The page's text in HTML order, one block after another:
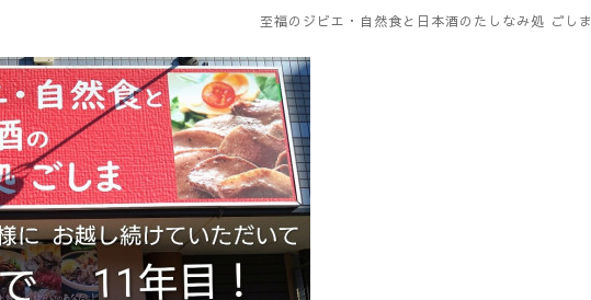
至福のジビエ・自然食と日本酒のたしなみ処 ごしま